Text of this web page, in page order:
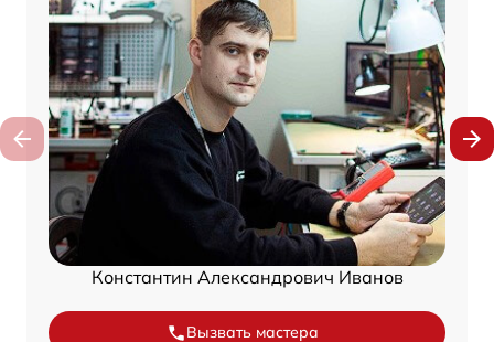
Константин Александрович Иванов
Вызвать мастера